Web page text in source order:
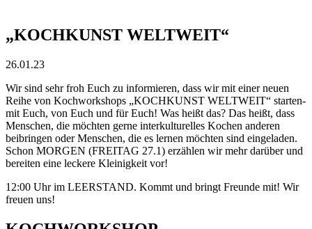
„KOCHKUNST WELTWEIT“
26.01.23
Wir sind sehr froh Euch zu informieren, dass wir mit einer neuen
Reihe von Kochworkshops „KOCHKUNST WELTWEIT“ starten-
mit Euch, von Euch und für Euch! Was heißt das? Das heißt, dass
Menschen, die möchten gerne interkulturelles Kochen anderen
beibringen oder Menschen, die es lernen möchten sind eingeladen.
Schon MORGEN (FREITAG 27.1) erzählen wir mehr darüber und
bereiten eine leckere Kleinigkeit vor!
12:00 Uhr im LEERSTAND. Kommt und bringt Freunde mit! Wir
freuen uns!